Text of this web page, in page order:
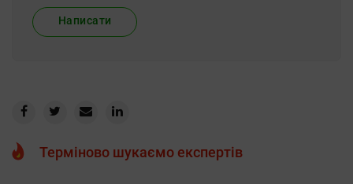
Написати
Терміново шукаємо експертів